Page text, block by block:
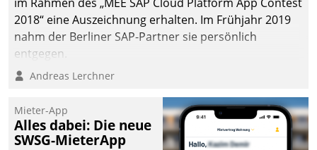
2018“ eine Auszeichnung erhalten. Im Frühjahr 2019
nahm der Berliner SAP-Partner sie persönlich
entgegen.
Andreas Lerchner
Mieter-App
Alles dabei: Die neue
SWSG-MieterApp